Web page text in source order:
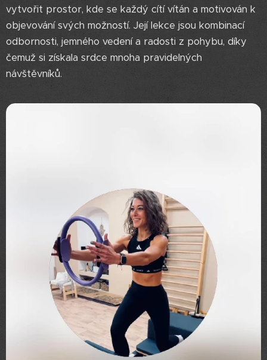
vytvořit prostor, kde se každý cítí vítán a motivován k
objevování svých možností. Její lekce jsou kombinací
odbornosti, jemného vedení a radosti z pohybu, díky
čemuž si získala srdce mnoha pravidelných
návštěvníků.